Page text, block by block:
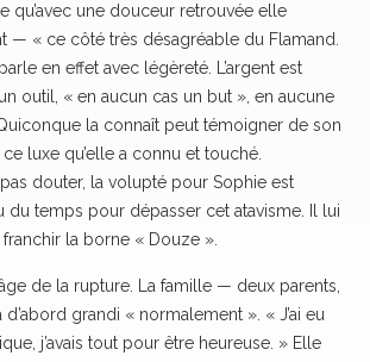
qu’avec une douceur retrouvée elle
— « ce côté très désagréable du Flamand.
en effet avec légèreté. L’argent est
outil, « en aucun cas un but », en aucune
la connaît peut témoigner de son
luxe qu’elle a connu et touché.
pas douter, la volupté pour Sophie est
du temps pour dépasser cet atavisme. Il lui
la borne « Douze ».
de la rupture. La famille — deux parents,
grandi « normalement ». « J’ai eu
j’avais tout pour être heureuse. » Elle